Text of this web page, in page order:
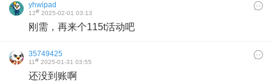
yhwipad
12# 2025-02-01 03:13
刚需，再来个115t活动吧
35749425
11# 2025-01-31 03:55
还没到账啊